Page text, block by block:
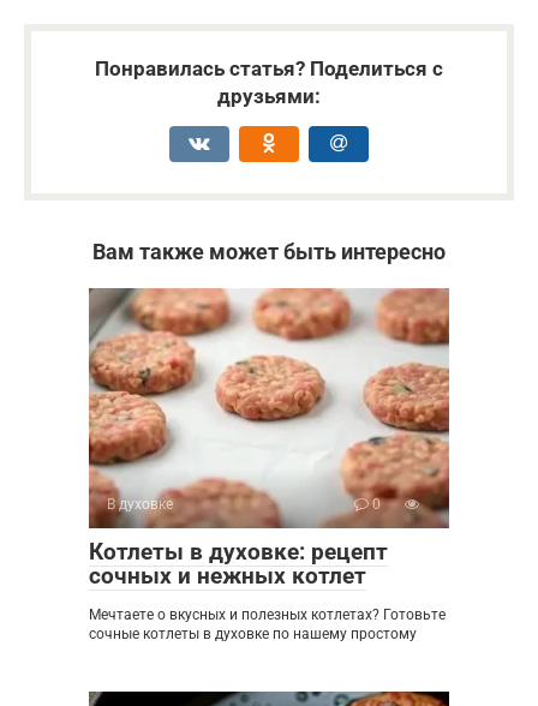
Понравилась статья? Поделиться с
друзьями:
Вам также может быть интересно
В духовке 0
Котлеты в духовке: рецепт
сочных и нежных котлет
Мечтаете о вкусных и полезных котлетах? Готовьте
сочные котлеты в духовке по нашему простому